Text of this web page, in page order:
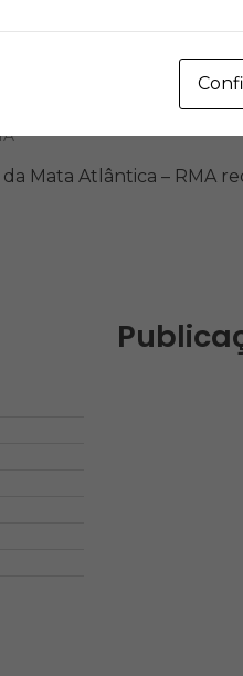
nossa Ex-
Mata Atlântica – RMA